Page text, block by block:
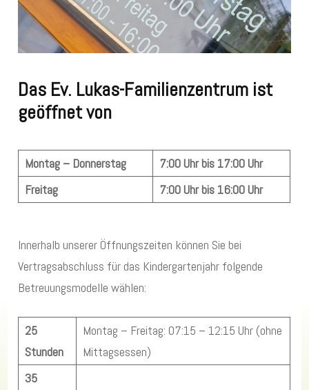
Das Ev. Lukas-Familienzentrum ist
geöffnet von
Montag – Donnerstag
7:00 Uhr bis 17:00 Uhr
Freitag
7:00 Uhr bis 16:00 Uhr
Innerhalb unserer Öffnungszeiten können Sie bei
Vertragsabschluss für das Kindergartenjahr folgende
Betreuungsmodelle wählen:
25
Stunden
Montag – Freitag: 07:15 – 12:15 Uhr (ohne
Mittagsessen)
35